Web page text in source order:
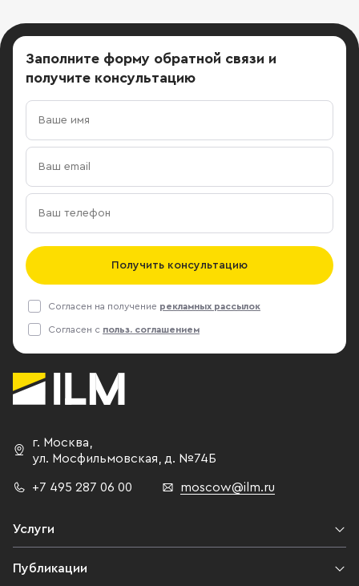
Заполните форму обратной связи и
получите консультацию
Получить консультацию
Согласен на получение рекламных рассылок
Согласен с польз. соглашением
г. Москва
ул. Мосфильмовская,
д. №74Б
+7 495 287 06 00 moscow@ilm.ru
Услуги
Публикации